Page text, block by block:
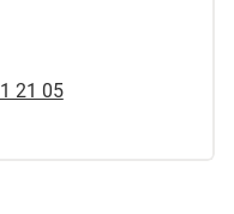
21 05